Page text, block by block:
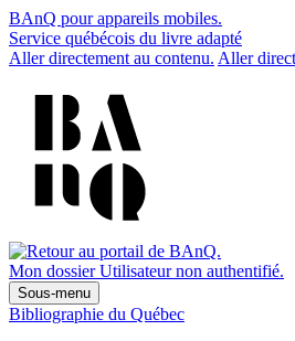
BAnQ pour appareils mobiles.
Service québécois du livre adapté
Aller directement au contenu. Aller
Mon dossier Utilisateur non authentifié.
Sous-menu
Bibliographie du Québec